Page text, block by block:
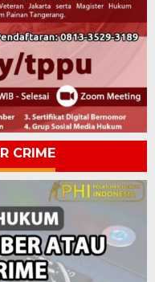
CRIME